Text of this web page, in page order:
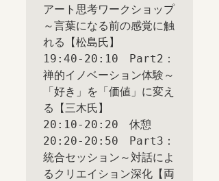
アート思考ワークショップ
～言葉になる前の感覚に触
れる【松島氏】
19:40-20:10　Part2：
禅的イノベーション体験～
「好き」を「価値」に変え
る【三木氏】
20:10-20:20　休憩
20:20-20:50　Part3：
統合セッション～対話によ
るクリエイション深化【両